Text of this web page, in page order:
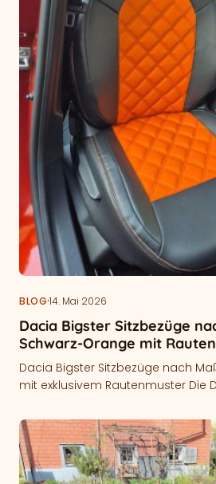
BLOG·14. Mai 2026
Dacia Bigster Sitzbezüge
Schwarz-Orange mit
Dacia Bigster Sitzbezüge nach
mit exklusivem Rautenmuster Die
einen…